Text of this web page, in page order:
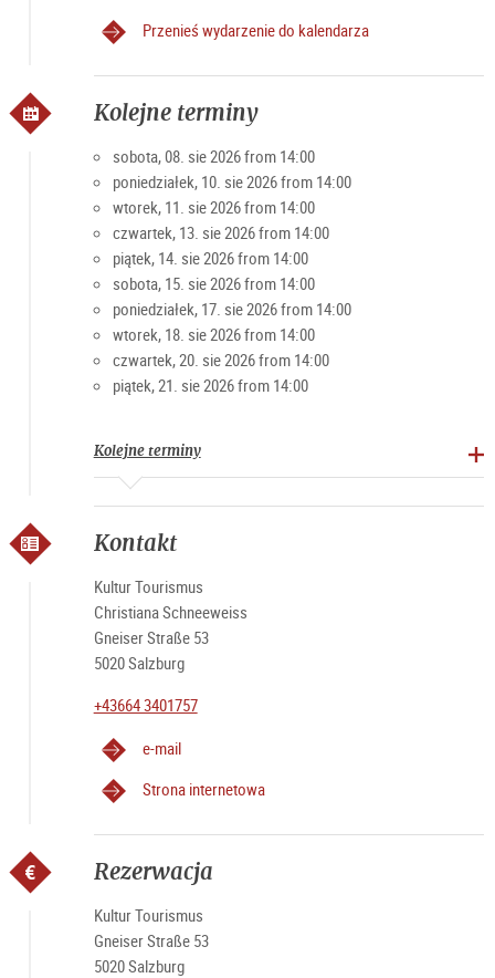
• Rezerwacja dlagrup max. 25 os. Dźwiękowy Salzburg
uczestników)
Wycieczka odbywa się wyłącznie w samym sercu starówki
Salzburga, dlatego może ją również z łatwością pokonać
osoby o ograniczonej sprawności ruchowej. Bez barier
Wszystkie szczegóły oraz ważne informacje i wiele innych
ofert znajdziesz nastronie internetowej organizatora Kultur
Tourismus Salzburg .
Warto wiedzieć
Zgłoszenie/rezerwacja online
+ 43 664 340
1757 lub mailowoinfo@kultur-tourismus.comprzed
rozpoczęciem wydarzenia jest wymagana
Miejsce spotkania:
(Mozartplatz 5) Ważne!! Przed wejściem
Czas:14:00 codziennie oprócz środy i niedzieli (sezon
wstępny 30.06.)
Czas trwania:1,5 godziny
Język:Niemiecki i angielski
Dzieci:(8-12 lat) 4,50 euro
Karta Salzburg:
Bilet rodzinny:
Bilet grupowy:185 euro za 10 osób |
WAŻNE! JEŻELI REZERWUJESZ ONLINE W DNIU
WYDARZENIA, PROSZĘ SKONTAKTUJ SIĘ W CELU
POTWIERDZENIA + 0664 - 3401757
Prosimy pamiętać, że wycieczki są zapewniane przez
przewodnika i nie mają żadnego związku z turystyką w
Przenieś wydarzenie do kalendarza
Kolejne terminy
sobota, 08. sie 2026 from 14:00
poniedziałek, 10. sie 2026 from 14:00
wtorek, 11. sie 2026 from 14:00
czwartek, 13. sie 2026 from 14:00
piątek, 14. sie 2026 from 14:00
sobota, 15. sie 2026 from 14:00
poniedziałek, 17. sie 2026 from 14:00
wtorek, 18. sie 2026 from 14:00
czwartek, 20. sie 2026 from 14:00
piątek, 21. sie 2026 from 14:00
Kolejne terminy
Kontakt
Kultur Tourismus
Christiana Schneeweiss
Gneiser Straße 53
5020 Salzburg
+43664 3401757
e-mail
Strona internetowa
Rezerwacja
Kultur Tourismus
Gneiser Straße 53
5020 Salzburg